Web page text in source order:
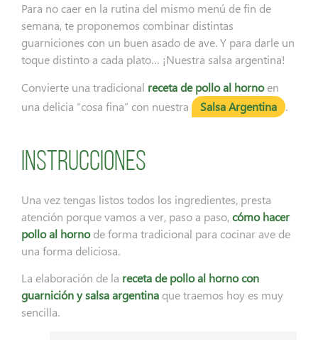
Para no caer en la rutina del mismo menú de fin de
semana, te proponemos combinar distintas
guarniciones con un buen asado de ave. Y para darle un
toque distinto a cada plato… ¡Nuestra salsa argentina!
Convierte una tradicional receta de pollo al hornoen
una delicia “cosa fina” con nuestra
Salsa Argentina .
Instrucciones
Una vez tengas listos todos los ingredientes, presta
atención porque vamos a ver, paso a paso,cómo hacer
pollo al hornode forma tradicional para cocinar ave de
una forma deliciosa.
La elaboración de la receta de pollo al horno con
guarnición y salsa argentina que traemos hoy es muy
sencilla.